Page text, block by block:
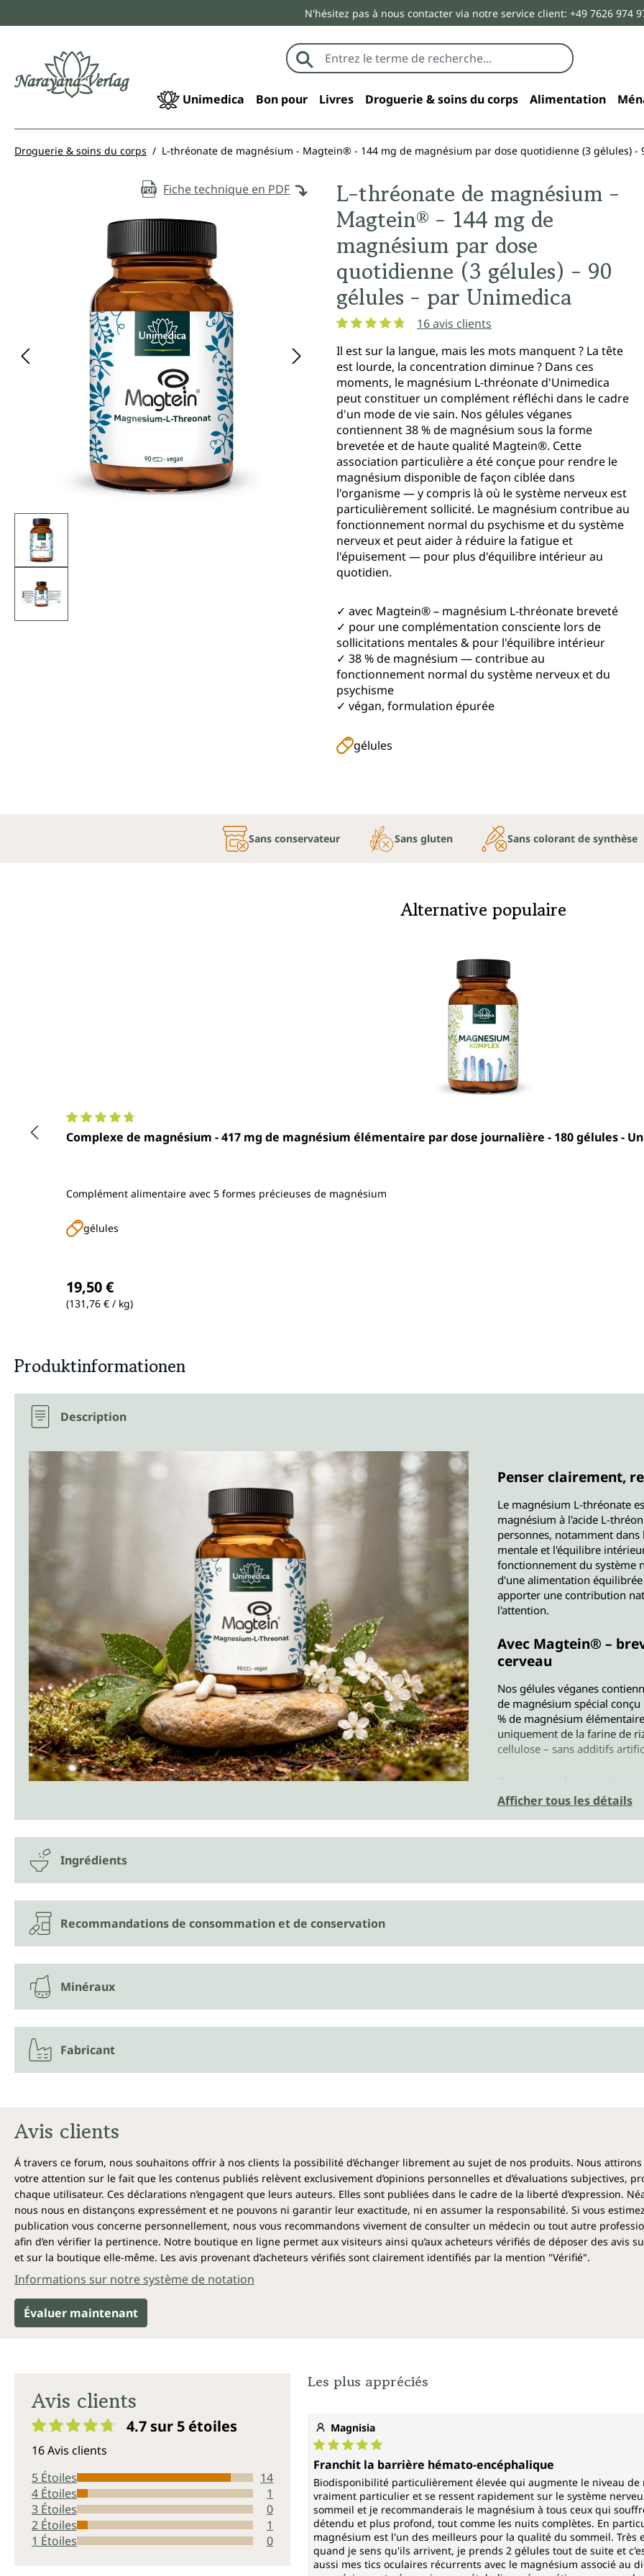
N'hésitez pas à nous contacter via notre service client: +49 7626 974
Unimedica Bon pour Livres Droguerie & soins du corps Alimentation
Droguerie & soins du corps L-thréonate de magnésium - Magtein® - 144 mg de magnésium par dose quotidienne (3 gélules) -
Fiche technique en PDF
Ignorer la galerie d'images
L-thréonate de magnésium -
Magtein® - 144 mg de
magnésium par dose
quotidienne (3 gélules) - 90
gélules - par Unimedica
16 avis clients
Il est sur la langue, mais les mots manquent ? La tête
est lourde, la concentration diminue ? Dans ces
moments, le magnésium L-thréonate d'Unimedica
peut constituer un complément réfléchi dans le cadre
d'un mode de vie sain. Nos gélules véganes
contiennent 38 % de magnésium sous la forme
brevetée et de haute qualité Magtein®. Cette
association particulière a été conçue pour rendre le
magnésium disponible de façon ciblée dans
l'organisme — y compris là où le système nerveux est
particulièrement sollicité. Le magnésium contribue au
fonctionnement normal du psychisme et du système
nerveux et peut aider à réduire la fatigue et
l'épuisement — pour plus d'équilibre intérieur au
quotidien.
✓ avec Magtein® – magnésium L-thréonate breveté
✓ pour une complémentation consciente lors de
sollicitations mentales & pour l'équilibre intérieur
✓ 38 % de magnésium — contribue au
fonctionnement normal du système nerveux et du
psychisme
✓ végan, formulation épurée
gélules
Sans conservateur Sans gluten Sans colorant de synthèse
Alternative populaire
Note moyenne de 4.7 sur 5 étoiles
Complexe de magnésium - 417 mg de magnésium élémentaire par dose journalière - 180 gélules -
Complément alimentaire avec 5 formes précieuses de magnésium
gélules
19,50 €
(131,76 € / kg)
Produktinformationen
Description
Penser clairement,
Le magnésium L-thréonate
magnésium à l'acide L-
personnes, notamment
mentale et l'équilibre
fonctionnement du système
d'une alimentation
apporter une contribution
l'attention.
Avec Magtein® –
cerveau
Nos gélules véganes
de magnésium spécial
% de magnésium
uniquement de la farine de
cellulose – sans additifs
l'alimentation
complètes. L'acide L-
d'œuf, mais aussi dans les
Ce produit s'adresse à tous
de l'apport en magnésium –
intérieur et les
prise s'intègre facilement
une fonction
la préservation des os
la préservation des
l'équilibre
un métabolisme
le fonctionnement
Chaque flacon de
Gélule végane en cellulose
magnésium L-thréonate de
d'additifs tels que
comme le stéarate de
Afficher tous les détails
Ingrédients
Recommandations de consommation et de conservation
Minéraux
Fabricant
Avis clients
Á travers ce forum, nous souhaitons offrir à nos clients la possibilité d’échanger librement au sujet de nos produits. Nous
votre attention sur le fait que les contenus publiés relèvent exclusivement d’opinions personnelles et d’évaluations subjectives,
chaque utilisateur. Ces déclarations n’engagent que leurs auteurs. Elles sont publiées dans le cadre de la liberté d’expression.
nous nous en distançons expressément et ne pouvons ni garantir leur exactitude, ni en assumer la responsabilité. Si vous
publication vous concerne personnellement, nous vous recommandons vivement de consulter un médecin ou tout autre
afin d’en vérifier la pertinence. Notre boutique en ligne permet aux visiteurs ainsi qu’aux acheteurs vérifiés de déposer des avis
et sur la boutique elle-même. Les avis provenant d’acheteurs vérifiés sont clairement identifiés par la mention "Vérifié".
Informations sur notre système de notation
Évaluer maintenant
Avis clients
4.7 sur 5 étoiles
16 Avis clients
5 Étoiles
14
4 Étoiles
1
3 Étoiles
0
2 Étoiles
1
1 Étoiles
0
Les plus appréciés
Magnisia
Note moyenne de 5 sur 5 étoiles
Franchit la barrière hémato-encéphalique
Biodisponibilité particulièrement élevée qui augmente le niveau
vraiment particulier et se ressent rapidement sur le système
sommeil et je recommanderais le magnésium à tous ceux qui
détendu et plus profond, tout comme les nuits complètes. En
magnésium est l'un des meilleurs pour la qualité du sommeil. Très
quand je sens qu'ils arrivent, je prends 2 gélules tout de suite et
aussi mes tics oculaires récurrents avec le magnésium associé au